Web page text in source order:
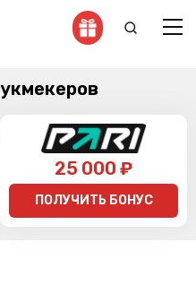
25 000 ₽
ПОЛУЧИТЬ БОНУС